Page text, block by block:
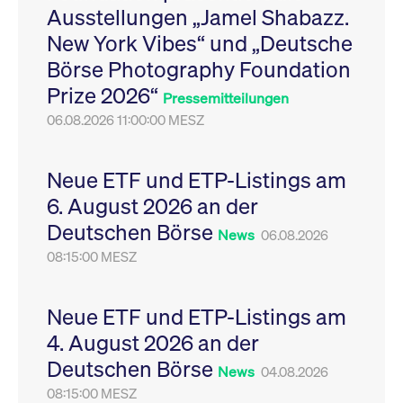
Ausstellungen „Jamel Shabazz.
New York Vibes“ und „Deutsche
Börse Photography Foundation
Prize 2026“ Pressemitteilungen
06.08.2026 11:00:00 MESZ
Neue ETF und ETP-Listings am
6. August 2026 an der
Deutschen Börse News 06.08.2026
08:15:00 MESZ
Neue ETF und ETP-Listings am
4. August 2026 an der
Deutschen Börse News 04.08.2026
08:15:00 MESZ
Leistung der Website
zu messen. Es handelt
sich um ein Muster-
Cookie, bei dem auf
das Präfix _pk_ses
eine kurze Reihe von
VISITOR_PRIVACY_METADATA
YouTube
.youtube.com
6
Monate
Dieses Cookie dient
Speicherung der
Einwilligungs- und
des Nutzers für ihre
Interaktion mit der
Sitzungen geehrt